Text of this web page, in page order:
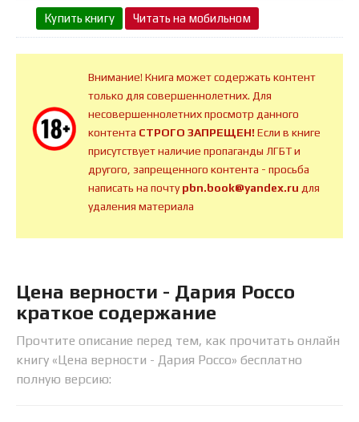
Купить книгу Читать на мобильном
Внимание! Книга может содержать контент
только для совершеннолетних. Для
несовершеннолетних просмотр данного
контента СТРОГО ЗАПРЕЩЕН!Если в книге
присутствует наличие пропаганды ЛГБТ и
другого, запрещенного контента - просьба
написать на почтуpbn.book@yandex.ru для
удаления материала
Цена верности - Дария Россо
краткое содержание
Прочтите описание перед тем, как прочитать онлайн
книгу «Цена верности - Дария Россо» бесплатно
полную версию: